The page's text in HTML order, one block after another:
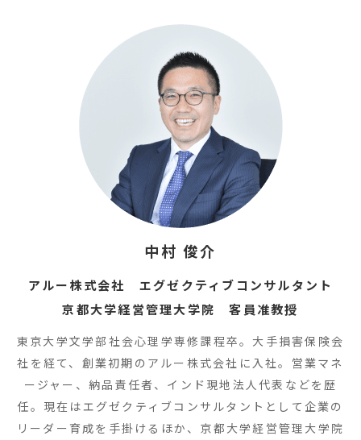
中村 俊介
アルー株式会社 エグゼクティブコンサルタント
京都大学経営管理大学院 客員准教授
東京大学文学部社会心理学専修課程卒。大手損害保険会
社を経て、創業初期のアルー株式会社に入社。営業マネ
ージャー、納品責任者、インド現地法人代表などを歴
任。現在はエグゼクティブコンサルタントとして企業の
リーダー育成を手掛けるほか、京都大学経営管理大学院